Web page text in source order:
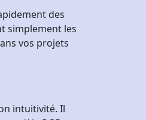
des
simplement les
vos projets
intuitivité. Il